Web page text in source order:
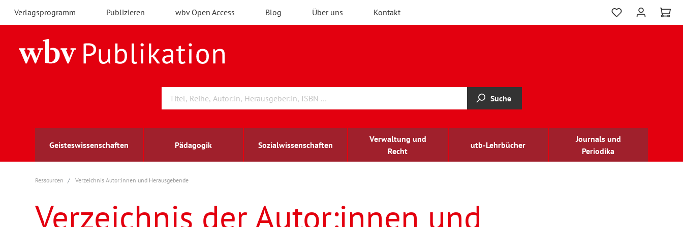
Verlagsprogramm Publizieren wbv Open Access Blog Über uns Kontakt
Suche
Geisteswissenschaften Pädagogik Sozialwissenschaften
Verwaltung und
Recht
utb-Lehrbücher
Journals und
Periodika
Archäologie
Berufs- und Wirtschaftspädagogik
Arbeitsmarktforschung
Außenwirtschaft
berufsbildung
Ressourcen Verzeichnis Autor:innen und Herausgebende
Verzeichnis der Autor:innen und